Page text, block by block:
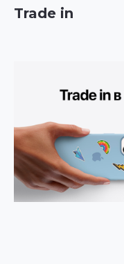
Trade in